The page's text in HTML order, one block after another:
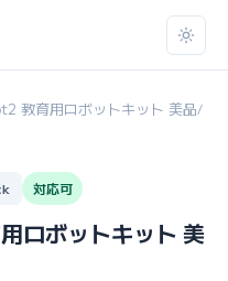
教育用ロボットキット 美品/
対応可
ロボットキット 美